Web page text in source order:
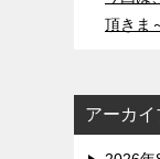
頂きま
アーカイ